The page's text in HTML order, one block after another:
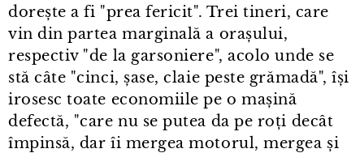
dorește a fi "prea fericit". Trei tineri, care
vin din partea marginală a orașului,
respectiv "de la garsoniere", acolo unde se
stă câte "cinci, șase, claie peste grămadă", își
irosesc toate economiile pe o mașină
defectă, "care nu se putea da pe roți decât
împinsă, dar îi mergea motorul, mergea și